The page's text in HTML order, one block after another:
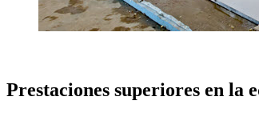
Prestaciones superiores en la